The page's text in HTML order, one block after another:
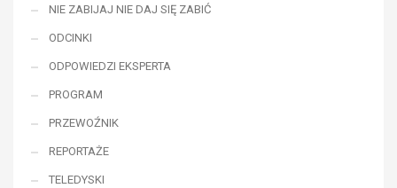
NIE ZABIJAJ NIE DAJ SIĘ ZABIĆ
ODCINKI
ODPOWIEDZI EKSPERTA
PROGRAM
PRZEWOŹNIK
REPORTAŻE
TELEDYSKI